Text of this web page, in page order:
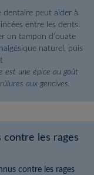
dentaire peut aider à
entre les dents.
un tampon d’ouate
naturel, puis
est une épice au goût
aux gencives.
contre les rages
contre les rages